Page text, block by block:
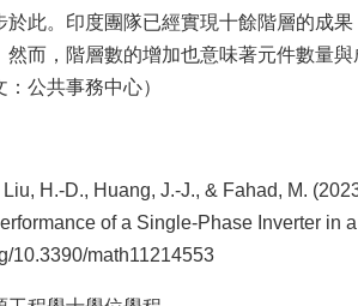
此。印度團隊已經實現十餘階層的成
然而，階層數的增加也意味著元件數量
公共事務中心）
Liu, H.-D., Huang, J.-J., & Fahad, M.
of a Single-Phase Inverter in
10.3390/math11214553